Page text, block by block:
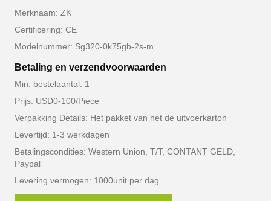
Merknaam: ZK
Certificering: CE
Modelnummer: Sg320-0k75gb-2s-m
Betaling en verzendvoorwaarden
Min. bestelaantal: 1
Prijs: USD0-100/Piece
Verpakking Details: Het pakket van het de uitvoerkarton
Levertijd: 1-3 werkdagen
Betalingscondities: Western Union, T/T, CONTANT GELD,
Paypal
Levering vermogen: 1000unit per dag